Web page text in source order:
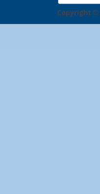
etter:
Copyright ©